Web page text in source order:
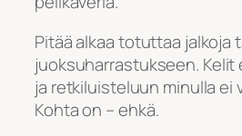
Pitää alkaa totuttaa jalkoja
juoksuharrastukseen. Kelit
ja retkiluisteluun minulla ei
Kohta on – ehkä.